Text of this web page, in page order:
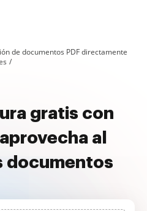
de documentos PDF directamente
gratis con
al
documentos